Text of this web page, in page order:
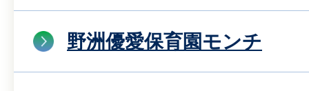
野洲優愛保育園モンチ